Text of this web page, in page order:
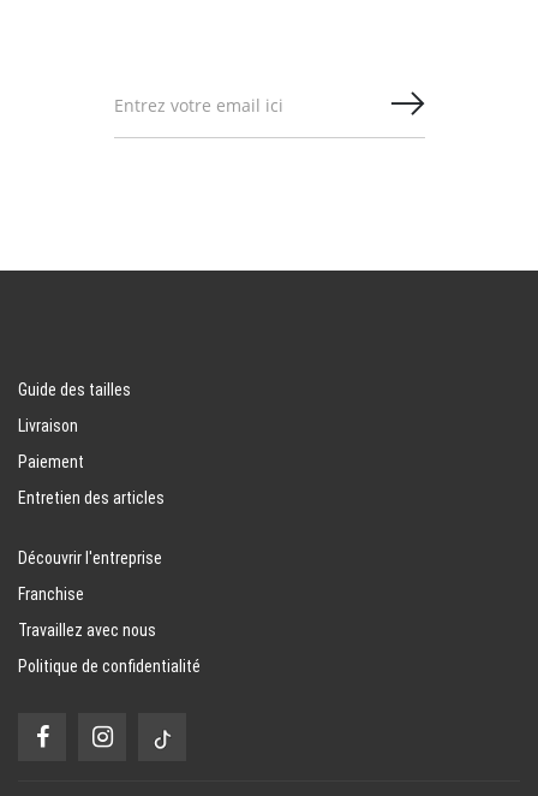
Guide des tailles
Livraison
Paiement
Entretien des articles
Découvrir l'entreprise
Franchise
Travaillez avec nous
Politique de confidentialité